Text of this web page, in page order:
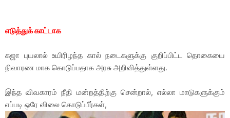
எடுத்துக் காட்டாக
கஜா புயலால் உயிரிழந்த கால் நடைகளுக்கு குறிப்பிட்ட தொகையை
நிவாரண மாக கொடுப்பதாக அரசு அறிவித்துள்ளது.
இந்த விவகாரம் நீதி மன்றத்திற்கு சென்றால், எல்லா மாடுகளுக்கும்
எப்படி ஒரே விலை கொடுப்பீர்கள்,